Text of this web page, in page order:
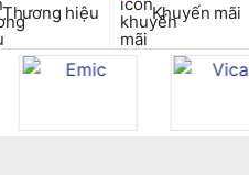
Thương hiệu Khuyến mãi